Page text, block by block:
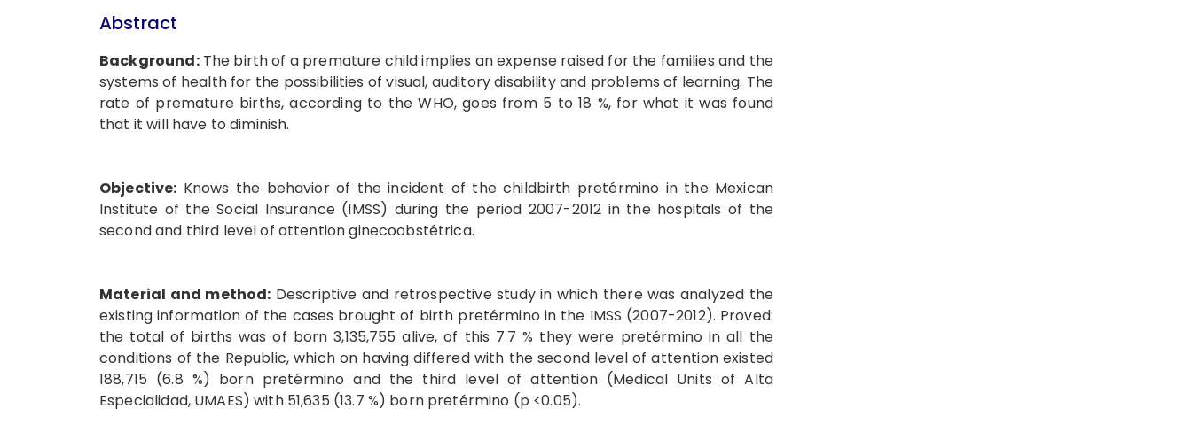
Abstract
Background:The birth of a premature child implies an expense raised for the families and the
systems of health for the possibilities of visual, auditory disability and problems of learning. The
rate of premature births, according to the WHO, goes from 5 to 18 %, for what it was found
that it will have to diminish.
Objective: Knows the behavior of the incident of the childbirth pretérmino in the Mexican
Institute of the Social Insurance (IMSS) during the period 2007-2012 in the hospitals of the
second and third level of attention ginecoobstétrica.
Material and method: Descriptive and retrospective study in which there was analyzed the
existing information of the cases brought of birth pretérmino in the IMSS (2007-2012). Proved:
the total of births was of born 3,135,755 alive, of this 7.7 % they were pretérmino in all the
conditions of the Republic, which on having differed with the second level of attention existed
188,715 (6.8 %) born pretérmino and the third level of attention (Medical Units of Alta
Especialidad, UMAES) with 51,635 (13.7 %) born pretérmino (p <0.05).